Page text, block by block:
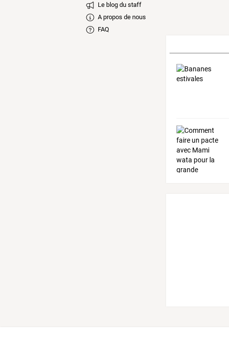
Le blog du staff
A propos de nous
FAQ